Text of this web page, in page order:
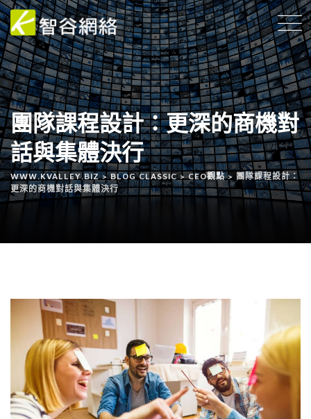
團隊課程設計：更深的商機對
話與集體決行
WWW.KVALLEY.BIZ >BLOG CLASSIC> CEO觀點> 團隊課程設計：
更深的商機對話與集體決行